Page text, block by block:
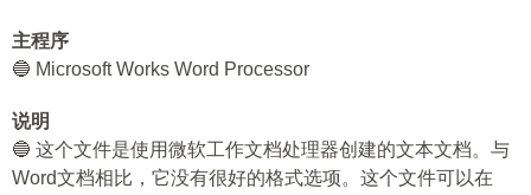
主程序
🔵 Microsoft Works Word Processor
说明
🔵 这个文件是使用微软工作文档处理器创建的文本文档。与
Word文档相比，它没有很好的格式选项。这个文件可以在